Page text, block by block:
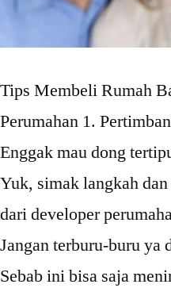
Tips Membeli Rumah
Perumahan 1.
Enggak mau dong
Yuk, simak langkah
dari developer
Jangan terburu-buru ya
Sebab ini bisa saja